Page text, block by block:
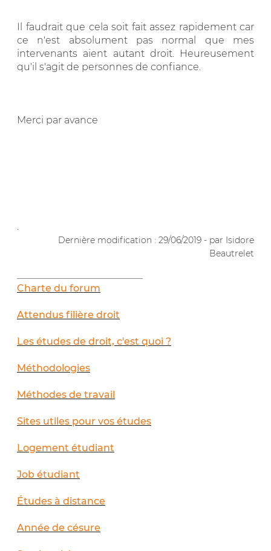
Il faudrait que cela soit fait assez rapidement car
ce n'est absolument pas normal que mes
intervenants aient autant droit. Heureusement
qu'il s'agit de personnes de confiance.
Merci par avance
.
Dernière modification : 29/06/2019 - par Isidore
Beautrelet
Charte du forum
Attendus filière droit
Les études de droit, c'est quoi ?
Méthodologies
Méthodes de travail
Sites utiles pour vos études
Logement étudiant
Job étudiant
Études à distance
Année de césure